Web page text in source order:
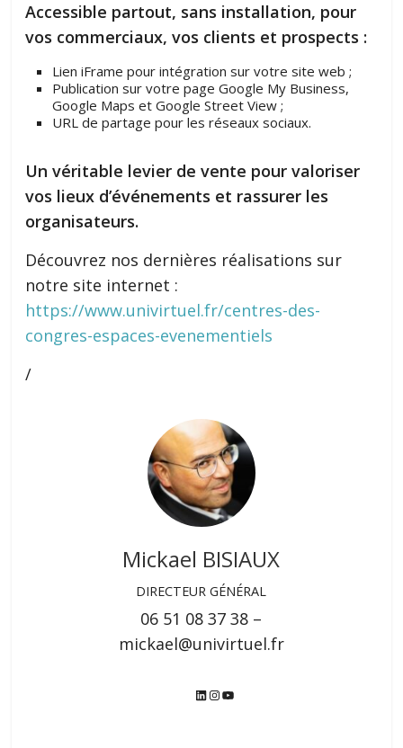
Accessible partout, sans installation, pour
vos commerciaux, vos clients et prospects :
Lien iFrame pour intégration sur votre site web ;
Publication sur votre page Google My Business,
Google Maps et Google Street View ;
URL de partage pour les réseaux sociaux.
Un véritable levier de vente pour valoriser
vos lieux d’événements et rassurer les
organisateurs.
Découvrez nos dernières réalisations sur
notre site internet :
https://www.univirtuel.fr/centres-des-
congres-espaces-evenementiels
/
Mickael BISIAUX
DIRECTEUR GÉNÉRAL
06 51 08 37 38 –
mickael@univirtuel.fr
LinkedIn
Instagram
YouTube